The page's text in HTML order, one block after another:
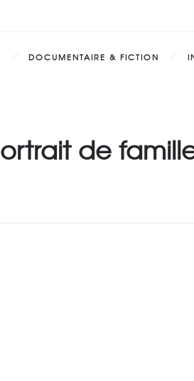
DOCUMENTAIRE & FICTION
de